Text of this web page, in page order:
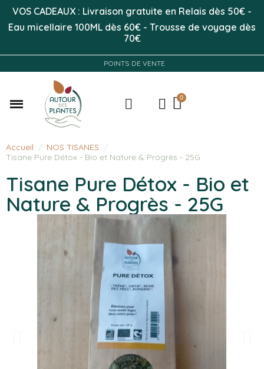
VOS CADEAUX : Livraison gratuite en Relais dès 50€ -
Eau micellaire 100ML dès 60€ - Trousse de voyage dès
70€
POINTS DE VENTE
Accueil
NOS TISANES
Tisane Pure Détox - Bio et Nature & Progrès - 25G
Tisane Pure Détox - Bio et
Nature & Progrès - 25G